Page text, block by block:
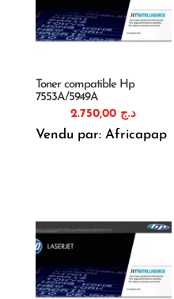
Toner compatible Hp
7553A/5949A
د.ج
Vendu par: Africapap